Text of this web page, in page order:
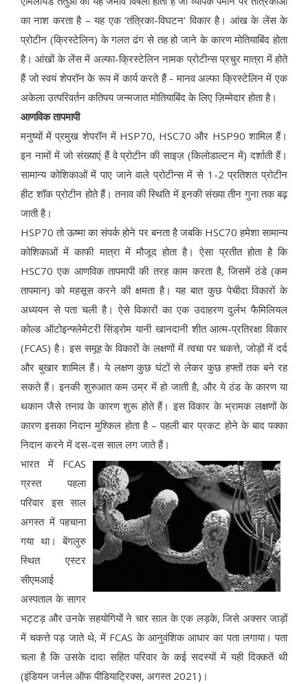
का नाश करता है – यह एक ‘तंत्रिका-विघटन' विकार है। आंख के लेंस के
प्रोटीन (क्रिस्टेलिन) के गलत ढंग से तह हो जाने के कारण मोतियाबिंद होता
है। आंखों के लेंस में अल्फा-क्रिस्टेलिन नामक प्रोटीन्स प्रचुर मात्रा में होते
हैं जो स्वयं शेपरॉन के रूप में कार्य करते हैं - मानव अल्फा क्रिस्टेलिन में एक
अकेला उत्परिवर्तन कतिपय जन्मजात मोतियाबिंद के लिए ज़िम्मेदार होता है।
आणविक तापमापी
मनुष्यों में प्रमुख शेपरॉन में HSP70, HSC70 और HSP90 शामिल हैं।
इन नामों में जो संख्याएं हैं वे प्रोटीन की साइज़ (किलोडाल्टन में) दर्शाती हैं।
सामान्य कोशिकाओं में पाए जाने वाले प्रोटीन्स में से 1-2 प्रतिशत प्रोटीन
हीट शॉक प्रोटीन होते हैं। तनाव की स्थिति में इनकी संख्या तीन गुना तक बढ़
जाती है।
HSP70 तो ऊष्मा का संपर्क होने पर बनता है जबकि HSC70 हमेशा सामान्य
कोशिकाओं में काफी मात्रा में मौजूद होता है। ऐसा प्रतीत होता है कि
HSC70 एक आणविक तापमापी की तरह काम करता है, जिसमें ठंडे (कम
तापमान) को महसूस करने की क्षमता है। यह बात कुछ पेचीदा विकारों के
अध्ययन से पता चली है। ऐसे विकारों का एक उदाहरण दुर्लभ फैमिलियल
कोल्ड ऑटोइन्फ्लेमेटरी सिंड्रोम यानी खानदानी शीत आत्म-प्रतिरक्षा विकार
(FCAS) है। इस समूह के विकारों के लक्षणों में त्वचा पर चकत्ते, जोड़ों में दर्द
और बुखार शामिल हैं। ये लक्षण कुछ घंटों से लेकर कुछ हफ्तों तक बने रह
सकते हैं। इनकी शुरुआत कम उम्र में हो जाती है, और ये ठंड के कारण या
थकान जैसे तनाव के कारण शुरू होते हैं। इस विकार के भ्रामक लक्षणों के
कारण इसका निदान मुश्किल होता है – पहली बार प्रकट होने के बाद पक्का
निदान करने में दस-दस साल लग जाते हैं।
भारत में FCAS
ग्रस्त पहला
परिवार इस साल
अगस्त में पहचाना
गया था। बेंगलुरु
स्थित एस्टर
सीएमआई
अस्पताल के सागर
भट्टड़ और उनके सहयोगियों ने चार साल के एक लड़के, जिसे अक्सर जाड़ों
में चकत्ते पड़ जाते थे, में FCAS के आनुवंशिक आधार का पता लगाया। पता
चला है कि उसके दादा सहित परिवार के कई सदस्यों में यही दिक्कतें थी
(इंडियन जर्नल ऑफ पीडियाट्रिक्स, अगस्त 2021)।